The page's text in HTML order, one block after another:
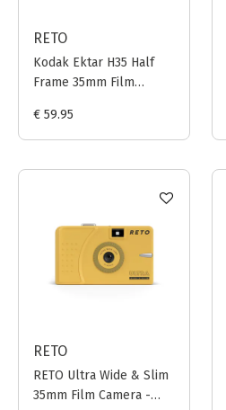
RETO
Kodak Ektar H35 Half
Frame 35mm Film
€ 59.95
RETO
RETO Ultra Wide & Slim
35mm Film Camera -